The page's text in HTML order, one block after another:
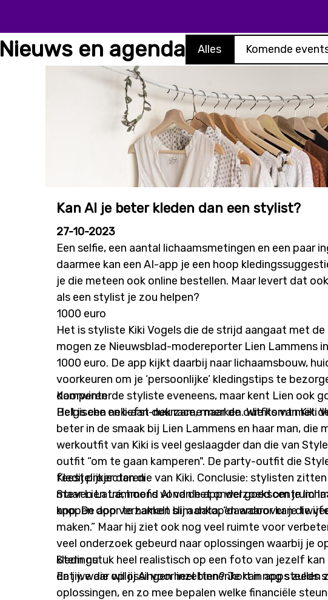
Nieuws en agenda Alles Komende
Kan AI je beter kleden dan een stylist?
27-10-2023
Een selfie, een aantal lichaamsmetingen en een paar
daarmee kan een AI-app je een hoop
je die meteen ook online bestellen. Maar levert dat
als een stylist je zou helpen?
1000 euro
Het is styliste Kiki Vogels die de strijd aangaat met de
mogen ze Nieuwsblad-modereporter Lien Lammens
1000 euro. De app kijkt daarbij naar lichaamsbouw,
voorkeuren om je ‘persoonlijke’ kledingstips te
doorwinterde styliste eveneens, maar kent Lien ook
Belgische en liefst duurzame merken. Wie komt met
Kamperen
Het is een nek-aan-nek race, maar de outfits van Kiki
beter in de smaak bij Lien Lammens en haar man, die
werkoutfit van Kiki is veel geslaagder dan die van
outfit “om te gaan kamperen". De party-outfit die
feestelijker dan die van Kiki. Conclusie: stylisten
maar Lien Lammens vond de app wel goed om je
knopen door te hakken bij aankopen waarover je
Kledij projecteren
Steven Latré, hoofd AI van het onderzoekscentrum
app. De app verzamelt slim data, “daardoor kan die
maken.” Maar hij ziet ook nog veel ruimte voor
veel onderzoek gebeurd naar oplossingen waarbij je
kledingstuk heel realistisch op een foto van jezelf
dat we die oplossingen heel binnenkort in apps zullen
Stem nu
En jij, waar wil jij AI voor inzetten? Je kan nog steeds
oplossingen, en zo mee bepalen welke financiële